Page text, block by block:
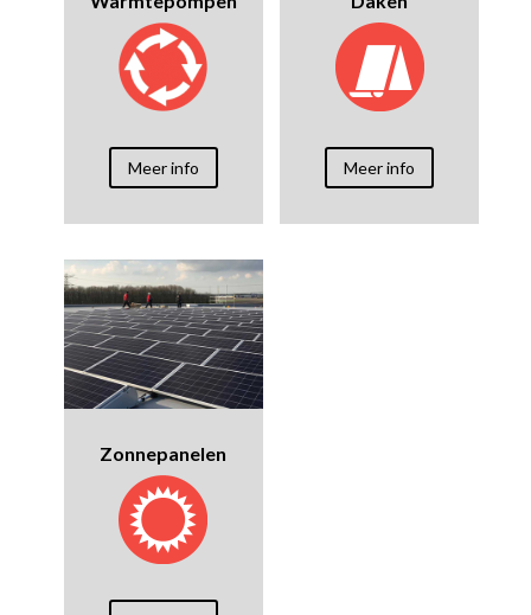
Meer info Meer info
Zonnepanelen